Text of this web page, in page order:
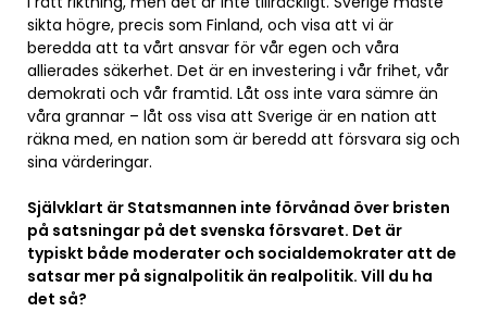
sikta högre, precis som Finland, och visa att vi är
beredda att ta vårt ansvar för vår egen och våra
allierades säkerhet. Det är en investering i vår frihet, vår
demokrati och vår framtid. Låt oss inte vara sämre än
våra grannar – låt oss visa att Sverige är en nation att
räkna med, en nation som är beredd att försvara sig och
sina värderingar.
Självklart är Statsmannen inte förvånad över bristen
på satsningar på det svenska försvaret. Det är
typiskt både moderater och socialdemokrater att de
satsar mer på signalpolitik än realpolitik. Vill du ha
det så?